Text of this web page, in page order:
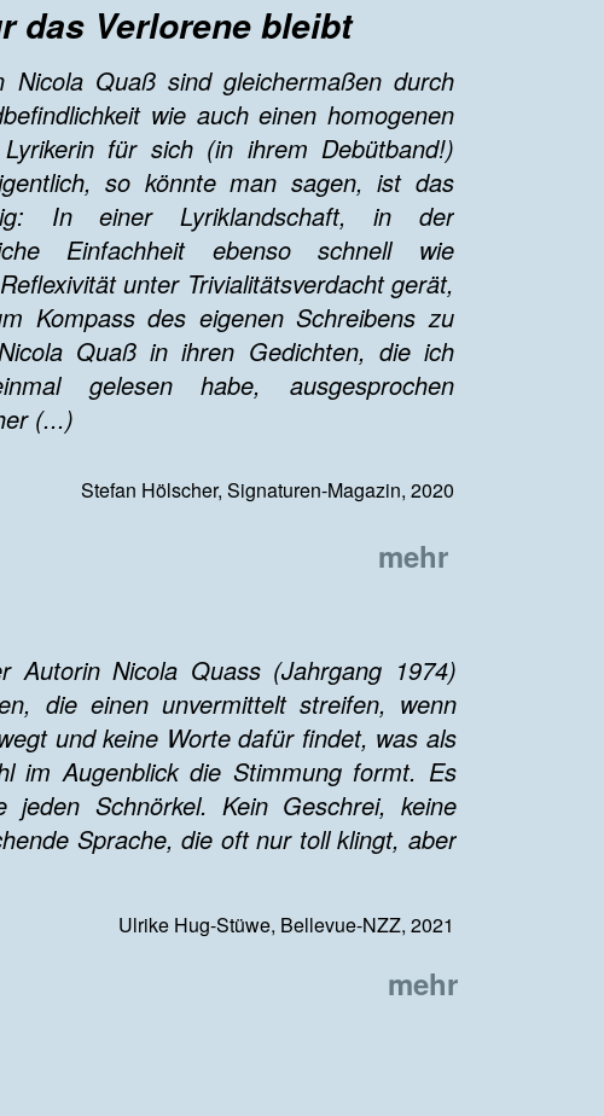
das Verlorene bleibt
Quaß sind gleichermaßen durch
wie auch einen homogenen
für sich (in ihrem Debütband!)
so könnte man sagen, ist das
In einer Lyriklandschaft, in der
Einfachheit ebenso schnell wie
unter Trivialitätsverdacht gerät,
Kompass des eigenen Schreibens zu
Quaß in ihren Gedichten, die ich
gelesen habe, ausgesprochen
(...)
Stefan Hölscher, Signaturen-Magazin, 2020
mehr
Ulrike Hug-Stüwe, Bellevue-NZZ, 2021
Nicola Quass (Jahrgang 1974)
die einen unvermittelt streifen, wenn
und keine Worte dafür findet, was als
im Augenblick die Stimmung formt. Es
jeden Schnörkel. Kein Geschrei, keine
Sprache, die oft nur toll klingt, aber
mehr